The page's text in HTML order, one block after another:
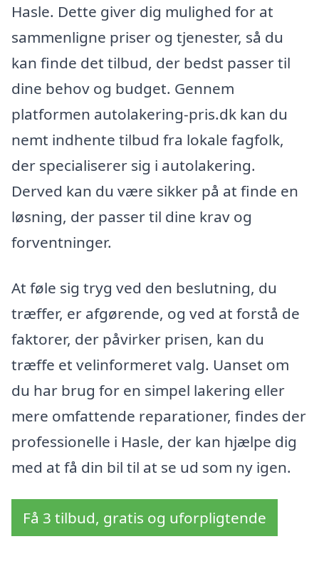
Hasle. Dette giver dig mulighed for at
sammenligne priser og tjenester, så du
kan finde det tilbud, der bedst passer til
dine behov og budget. Gennem
platformen autolakering-pris.dk kan du
nemt indhente tilbud fra lokale fagfolk,
der specialiserer sig i autolakering.
Derved kan du være sikker på at finde en
løsning, der passer til dine krav og
forventninger.
At føle sig tryg ved den beslutning, du
træffer, er afgørende, og ved at forstå de
faktorer, der påvirker prisen, kan du
træffe et velinformeret valg. Uanset om
du har brug for en simpel lakering eller
mere omfattende reparationer, findes der
professionelle i Hasle, der kan hjælpe dig
med at få din bil til at se ud som ny igen.
Få 3 tilbud, gratis og uforpligtende